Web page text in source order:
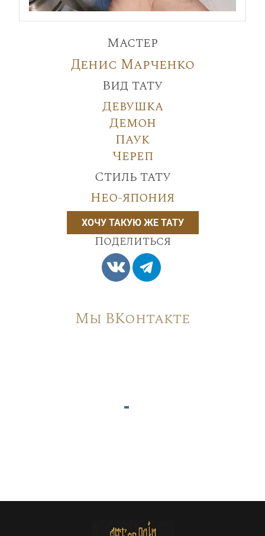
Мастер
Денис Марченко
Вид тату
Девушка
Демон
Паук
Череп
Стиль тату
Нео-япония
ХОЧУ ТАКУЮ ЖЕ ТАТУ
Поделиться
Мы ВКонтакте